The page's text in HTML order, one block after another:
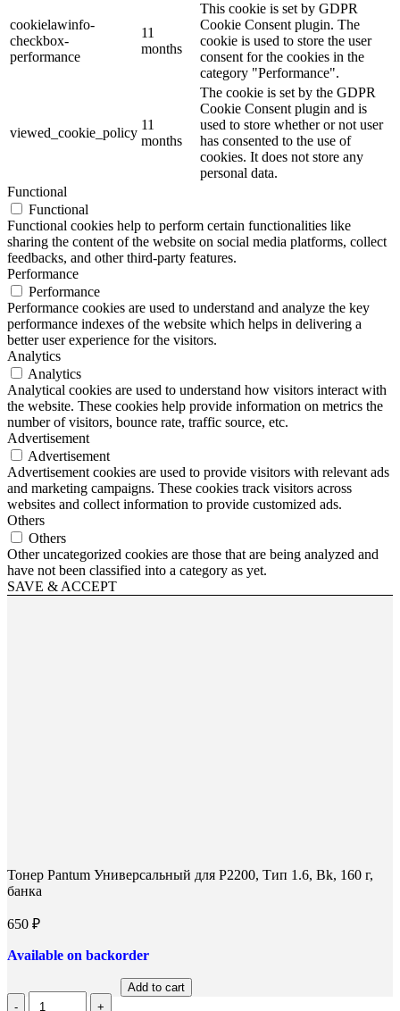
cookielawinfo-
checkbox-
performance
11
months
This cookie is set by GDPR
Cookie Consent plugin. The
cookie is used to store the user
consent for the cookies in the
category "Performance".
viewed_cookie_policy
11
months
The cookie is set by the GDPR
Cookie Consent plugin and is
used to store whether or not user
has consented to the use of
cookies. It does not store any
personal data.
Functional
Functional
Functional cookies help to perform certain functionalities like
sharing the content of the website on social media platforms, collect
feedbacks, and other third-party features.
Performance
Performance
Performance cookies are used to understand and analyze the key
performance indexes of the website which helps in delivering a
better user experience for the visitors.
Analytics
Analytics
Analytical cookies are used to understand how visitors interact with
the website. These cookies help provide information on metrics the
number of visitors, bounce rate, traffic source, etc.
Advertisement
Advertisement
Advertisement cookies are used to provide visitors with relevant ads
and marketing campaigns. These cookies track visitors across
websites and collect information to provide customized ads.
Others
Others
Other uncategorized cookies are those that are being analyzed and
have not been classified into a category as yet.
SAVE & ACCEPT
Тонер Pantum Универсальный для P2200, Тип 1.6, Bk, 160 г,
банка
650 ₽
Available on backorder
Количество
Add to cart